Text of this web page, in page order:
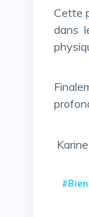
Cette parenthèse rassurante que vous lui offrez jour après jour, permet à votre enfant de prendre confiance
dans
Finalement, n’est-ce-pas la plus belle manière de communiquer à cet enfant en devenir des valeurs